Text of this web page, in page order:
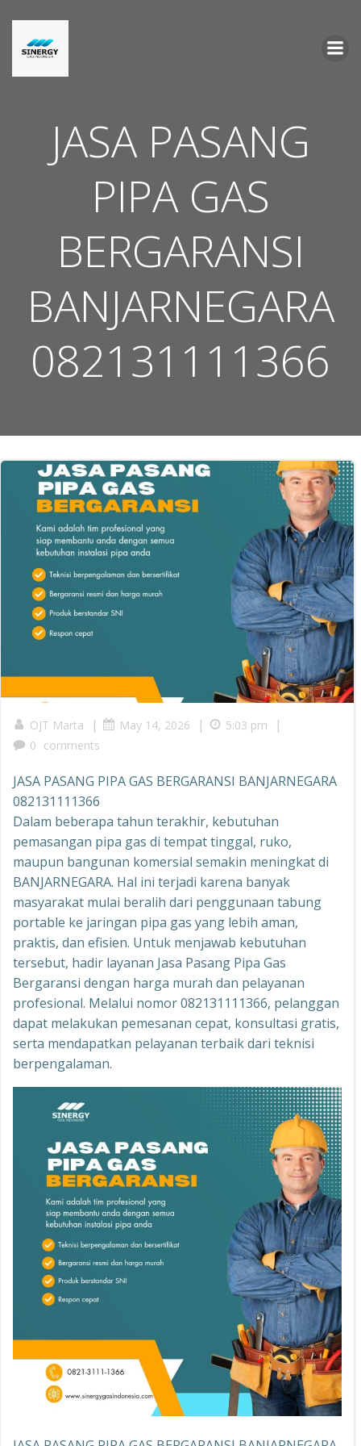
JASA PASANG
PIPA GAS
BERGARANSI
BANJARNEGARA
082131111366
OJT Marta | May 14, 2026 | 5:03 pm |
0 comments
JASA PASANG PIPA GAS BERGARANSI BANJARNEGARA
082131111366
Dalam beberapa tahun terakhir, kebutuhan
pemasangan pipa gas di tempat tinggal, ruko,
maupun bangunan komersial semakin meningkat di
BANJARNEGARA. Hal ini terjadi karena banyak
masyarakat mulai beralih dari penggunaan tabung
portable ke jaringan pipa gas yang lebih aman,
praktis, dan efisien. Untuk menjawab kebutuhan
tersebut, hadir layanan Jasa Pasang Pipa Gas
Bergaransi dengan harga murah dan pelayanan
profesional. Melalui nomor 082131111366, pelanggan
dapat melakukan pemesanan cepat, konsultasi gratis,
serta mendapatkan pelayanan terbaik dari teknisi
berpengalaman.